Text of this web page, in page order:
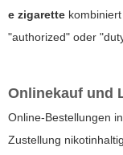
e zigarette
"authorized" oder
Onlinekauf und
Online-Bestellungen
Zustellung